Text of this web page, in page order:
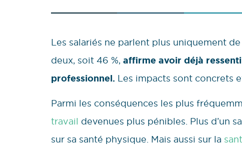
Les salariés ne parlent plus uniquement
deux, soit 46 %, affirme avoir déjà
professionnel. Les impacts sont concrets
Parmi les conséquences les plus
travail devenues plus pénibles. Plus d’un
sur sa santé physique. Mais aussi sur la